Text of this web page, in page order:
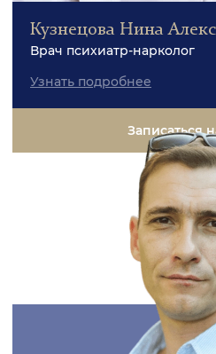
Кузнецова Нина
Врач психиатр-нарколог
Узнать подробнее
Записаться